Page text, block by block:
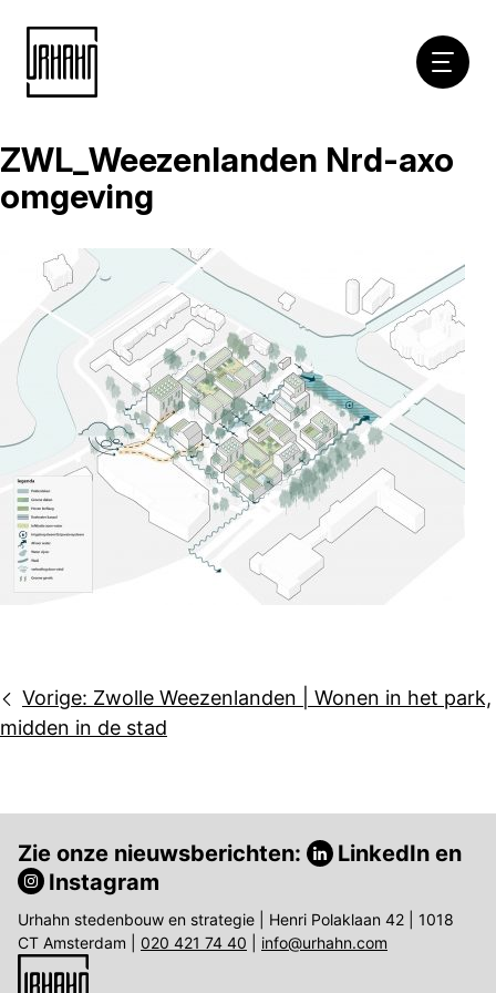
Naar
ZWL_Weezenlanden Nrd-axo
omgeving
Bericht
navigatie
Vorige: Zwolle Weezenlanden | Wonen in het park,
midden in de stad
Zie onze nieuwsberichten: LinkedIn en
Instagram
Urhahn stedenbouw en strategie | Henri Polaklaan 42 | 1018
CT Amsterdam | 020 421 74 40 info@urhahn.com